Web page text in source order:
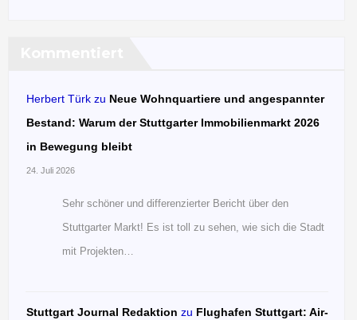
Herbert Türk zu Neue Wohnquartiere und angespannter
Bestand: Warum der Stuttgarter Immobilienmarkt 2026
in Bewegung bleibt
24. Juli 2026
Sehr schöner und differenzierter Bericht über den
Stuttgarter Markt! Es ist toll zu sehen, wie sich die Stadt
mit Projekten…
Stuttgart Journal Redaktion zu Flughafen Stuttgart: Air-